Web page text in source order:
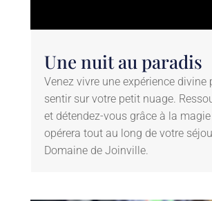
Une nuit au paradis
Venez vivre une expérience divine
sentir sur votre petit nuage.
et détendez-vous grâce à la
opérera tout au long de votre
Domaine de Joinville.